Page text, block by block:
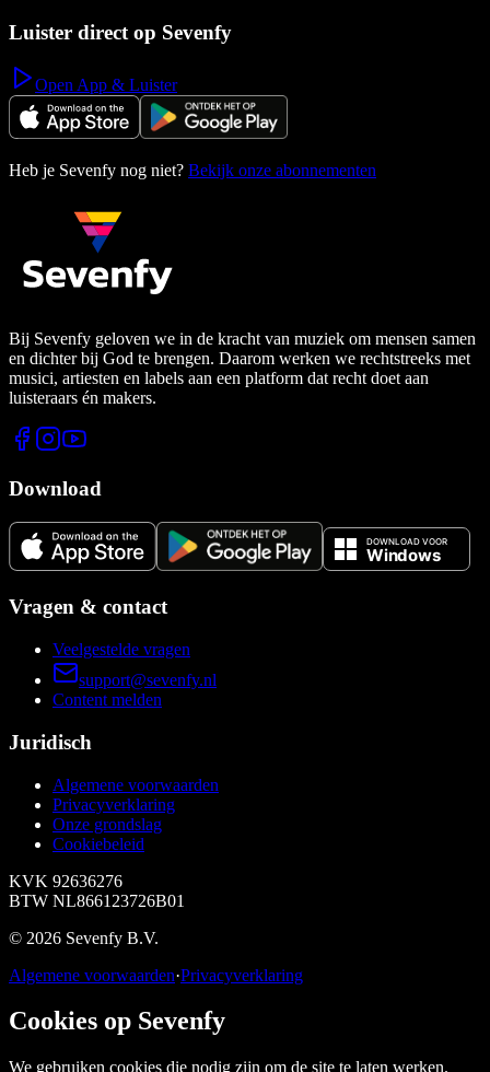
Luister direct op Sevenfy
Open App & Luister
Heb je Sevenfy nog niet? Bekijk onze abonnementen
Bij Sevenfy geloven we in de kracht van muziek om mensen samen
en dichter bij God te brengen. Daarom werken we rechtstreeks met
musici, artiesten en labels aan een platform dat recht doet aan
luisteraars én makers.
Download
Vragen & contact
Veelgestelde vragen
support@sevenfy.nl
Content melden
Juridisch
Algemene voorwaarden
Privacyverklaring
Onze grondslag
Cookiebeleid
KVK 92636276
BTW NL866123726B01
© 2026 Sevenfy B.V.
Algemene voorwaarden·Privacyverklaring
Cookies op Sevenfy
We gebruiken cookies die nodig zijn om de site te laten werken.